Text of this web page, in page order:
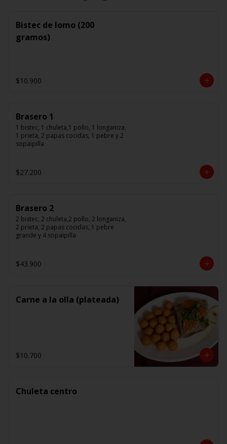
Bistec de lomo (200
gramos)
$10.900
Brasero 1
1 bistec, 1 chuleta,1 pollo, 1 longaniza,
1 prieta, 2 papas cocidas, 1 pebre y 2
sopaipilla
$27.200
Brasero 2
2 bistec, 2 chuleta,2 pollo, 2 longaniza,
2 prieta, 2 papas cocidas, 1 pebre
grande y 4 sopaipilla
$43.900
Carne a la olla (plateada)
$10.700
Chuleta centro